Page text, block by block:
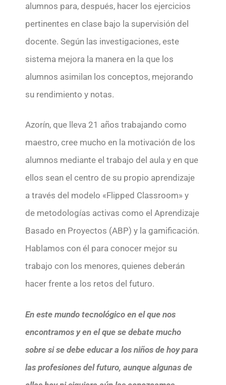
alumnos para, después, hacer los ejercicios
pertinentes en clase bajo la supervisión del
docente. Según las investigaciones, este
sistema mejora la manera en la que los
alumnos asimilan los conceptos, mejorando
su rendimiento y notas.
Azorín, que lleva 21 años trabajando como
maestro, cree mucho en la motivación de los
alumnos mediante el trabajo del aula y en que
ellos sean el centro de su propio aprendizaje
a través del modelo «Flipped Classroom» y
de metodologías activas como el Aprendizaje
Basado en Proyectos (ABP) y la gamificación.
Hablamos con él para conocer mejor su
trabajo con los menores, quienes deberán
hacer frente a los retos del futuro.
En este mundo tecnológico en el que nos
encontramos y en el que se debate mucho
sobre si se debe educar a los niños de hoy para
las profesiones del futuro, aunque algunas de